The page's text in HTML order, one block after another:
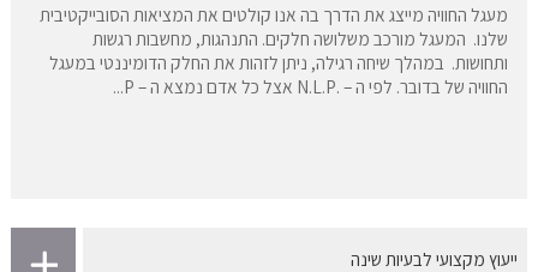
מעגל החוויה מייצג את הדרך בה אנו קולטים את המציאות הסובייקטיבית
שלנו. המעגל מורכב משלושה חלקים. התנהגות, מחשבות רגשות
ותחושות. במהלך שיחה רגילה, ניתן לזהות את החלק הדומיננטי במעגל
החוויה של בדובר. לפי ה – .N.L.P אצל כל אדם נמצא ה – P...
ייעוץ מקצועי לבעיות שינה